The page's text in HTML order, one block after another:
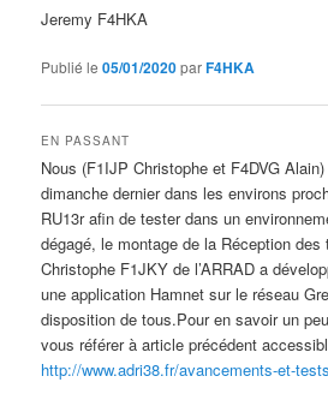
Jeremy F4HKA
Publié le05/01/2020parF4HKA
EN PASSANT
Nous (F1IJP Christophe et F4DVG
dimanche dernier dans les environs
RU13r afin de tester dans un
dégagé, le montage de la Réception
Christophe F1JKY de l’ARRAD a
une application Hamnet sur le réseau
disposition de tous.Pour en savoir un
vous référer à article précédent
http://www.adri38.fr/avancements-et-